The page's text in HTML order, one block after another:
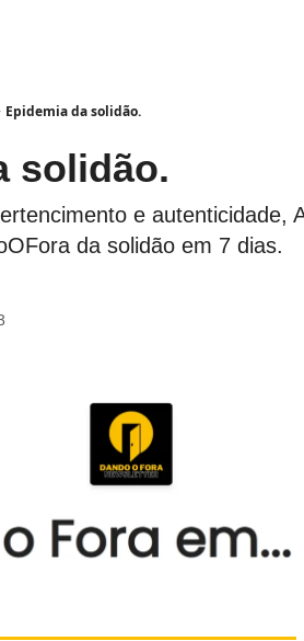
Epidemia da solidão.
solidão.
e autenticidade,
da solidão em 7 dias.